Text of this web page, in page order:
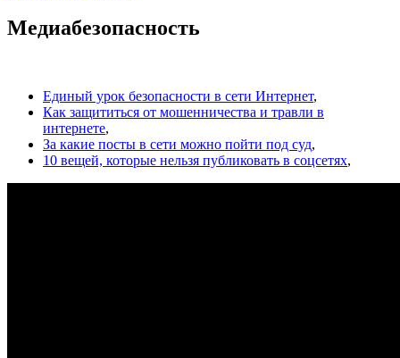
Медиабезопасность
Единый урок безопасности в сети Интернет,
Как защититься от мошенничества и травли в
интернете,
За какие посты в сети можно пойти под суд,
10 вещей, которые нельзя публиковать в соцсетях,